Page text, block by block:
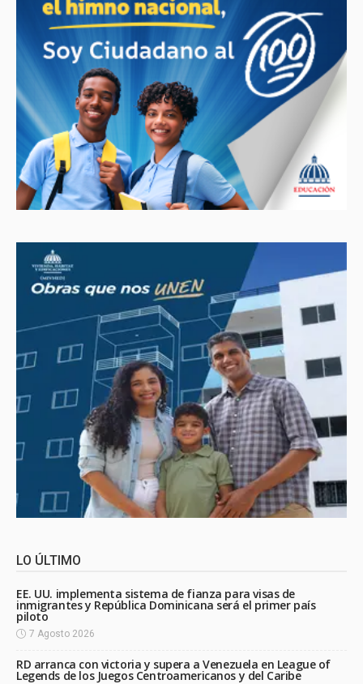
LO ÚLTIMO
EE. UU. implementa sistema de fianza para visas de
inmigrantes y República Dominicana será el primer país
piloto
7 Agosto 2026
RD arranca con victoria y supera a Venezuela en League of
Legends de los Juegos Centroamericanos y del Caribe